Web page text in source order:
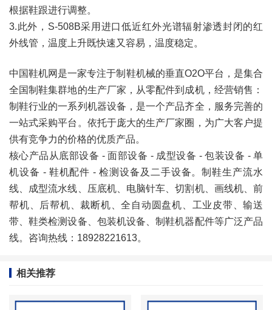
根据鞋跟进行调整。
3.此外，S-508B采用进口低近红外光谱辐射渗透封闭的红
外线管，温度上升既快速又容易，温度稳定。
中国鞋机网是一家专注于制鞋机械的垂直O2O平台，是集合
全国制鞋集群地的生产厂家，从零配件到成机，经营销售：
制鞋行业的一系列机器设备，是一个产品齐全，服务完善的
一站式采购平台。依托于庞大的生产厂家圈，为广大客户提
供有竞争力的价格的优质产品。
核心产品从底部设备 - 面部设备 - 成型设备 - 包装设备 - 单
机设备 - 鞋机配件 - 检测设备及 二手设备。制鞋生产流水
线、成型流水线、压底机、电脑针车、切割机、画线机、前
帮机、后帮机、裁断机、全自动圆盘机、工业皮带、输送
带、鞋类检测设备、包装机设备、制鞋机器配件等广泛产品
线。咨询热线：18928221613。
相关推荐